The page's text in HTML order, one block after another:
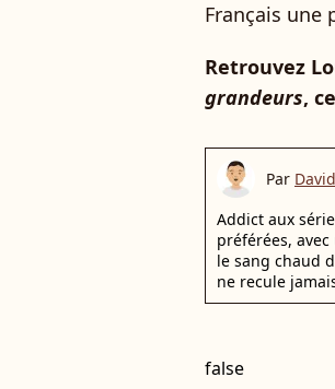
Français une
Retrouvez
grandeurs,
Par
Addict aux
préférées,
le sang chaud
ne recule
false